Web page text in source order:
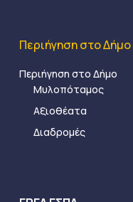
Περιήγηση στο Δήμο
Περιήγηση στο Δήμο
Μυλοπόταμος
Αξιοθέατα
Διαδρομές